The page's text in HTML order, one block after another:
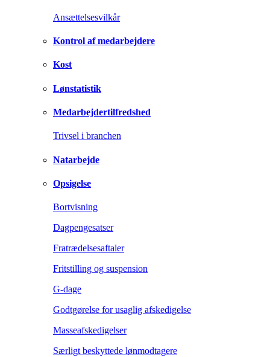
Ansættelsesvilkår
Kontrol af medarbejdere
Kost
Lønstatistik
Medarbejdertilfredshed
Trivsel i branchen
Natarbejde
Opsigelse
Bortvisning
Dagpengesatser
Fratrædelsesaftaler
Fritstilling og suspension
G-dage
Godtgørelse for usaglig afskedigelse
Masseafskedigelser
Særligt beskyttede lønmodtagere